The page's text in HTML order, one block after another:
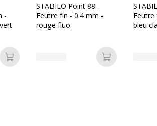
-
Ajouter au panier
STABILO Point 88 -
Feutre fin - 0.4 mm -
rouge fluo
Ajouter au
Feutre
bleu